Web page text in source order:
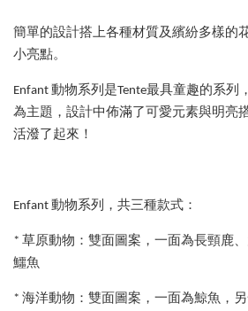
簡單的設計搭上各種材質及繽紛多樣的
小亮點。
Enfant 動物系列是Tente最具童趣的系列
為主題，設計中佈滿了可愛元素與明亮
活潑了起來！
Enfant 動物系列，共三種款式：
* 草原動物：雙面圖案，一面為長頸鹿
鱷魚
* 海洋動物：雙面圖案，一面為鯨魚，